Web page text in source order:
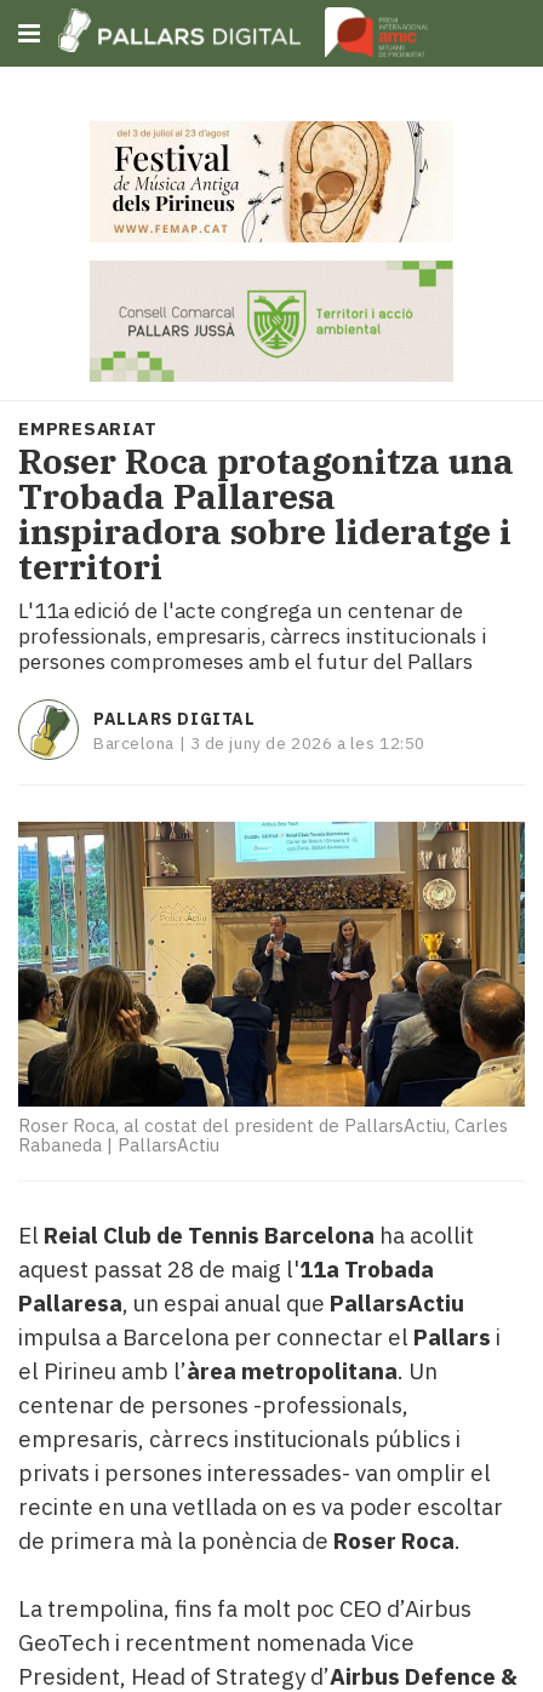
Subscriu-t'hi
Portada
Societat
Política
i
municipis
Economia
i
Cultura
Esports
Mai
tant!
TV
i
temps
Reportatges
Entrevistes
Enquestes
A
escena!
Dis
la
teva!
Subscriptors
La
newsletter
Contingut
patrocinat
Lo
més
llegit...
Editorial
EMPRESARIAT
Roser Roca protagonitza una
Trobada Pallaresa
inspiradora sobre lideratge i
territori
L'11a edició de l'acte congrega un centenar de
professionals, empresaris, càrrecs institucionals i
persones compromeses amb el futur del Pallars
PALLARS DIGITAL
Barcelona | 3 de juny de 2026 a les 12:50
Roser Roca, al costat del president de PallarsActiu, Carles
Rabaneda | PallarsActiu
El Reial Club de Tennis Barcelona ha acollit
aquest passat 28 de maig l'11a Trobada
Pallaresa, un espai anual que PallarsActiu
impulsa a Barcelona per connectar el Pallars i
el Pirineu amb l’àrea metropolitana. Un
centenar de persones -professionals,
empresaris, càrrecs institucionals públics i
privats i persones interessades- van omplir el
recinte en una vetllada on es va poder escoltar
de primera mà la ponència de Roser Roca.
La trempolina, fins fa molt poc CEO d’Airbus
GeoTech i recentment nomenada Vice
President, Head of Strategy d’Airbus Defence &